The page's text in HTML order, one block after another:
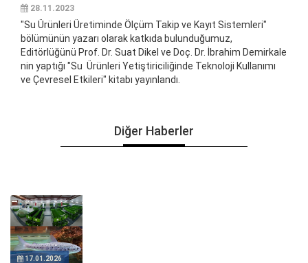
28.11.2023
"Su Ürünleri Üretiminde Ölçüm Takip ve Kayıt Sistemleri"
bölümünün yazarı olarak katkıda bulunduğumuz,
Editörlüğünü Prof. Dr. Suat Dikel ve Doç. Dr. İbrahim Demirkale
nin yaptığı "Su Ürünleri Yetiştiriciliğinde Teknoloji Kullanımı
ve Çevresel Etkileri" kitabı yayınlandı.
Diğer Haberler
17.01.2026